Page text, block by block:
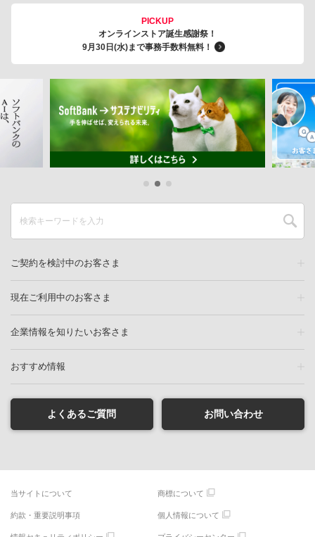
PICKUP
オンラインストア誕生感謝祭！
9月30日(水)まで事務手数料無料！
ご契約を検討中のお客さま
現在ご利用中のお客さま
企業情報を知りたいお客さま
おすすめ情報
よくあるご質問 お問い合わせ
当サイトについて 商標について
約款・重要説明事項 個人情報について